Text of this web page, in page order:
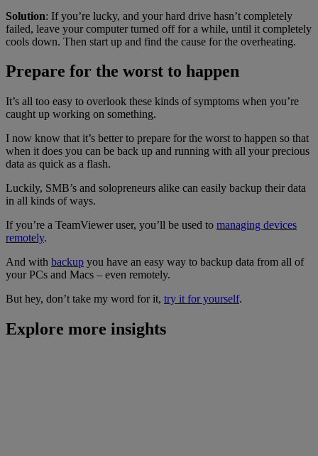
Solution: If you’re lucky, and your hard drive hasn’t completely
failed, leave your computer turned off for a while, until it completely
cools down. Then start up and find the cause for the overheating.
Prepare for the worst to happen
It’s all too easy to overlook these kinds of symptoms when you’re
caught up working on something.
I now know that it’s better to prepare for the worst to happen so that
when it does you can be back up and running with all your precious
data as quick as a flash.
Luckily, SMB’s and solopreneurs alike can easily backup their data
in all kinds of ways.
If you’re a TeamViewer user, you’ll be used to managing devices
remotely.
And with backup you have an easy way to backup data from all of
your PCs and Macs – even remotely.
But hey, don’t take my word for it, try it for yourself.
Explore more insights